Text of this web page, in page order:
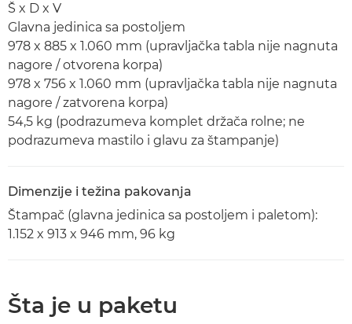
Š x D x V
Glavna jedinica sa postoljem
978 x 885 x 1.060 mm (upravljačka tabla nije nagnuta
nagore / otvorena korpa)
978 x 756 x 1.060 mm (upravljačka tabla nije nagnuta
nagore / zatvorena korpa)
54,5 kg (podrazumeva komplet držača rolne; ne
podrazumeva mastilo i glavu za štampanje)
Dimenzije i težina pakovanja
Štampač (glavna jedinica sa postoljem i paletom):
1.152 x 913 x 946 mm, 96 kg
Šta je u paketu